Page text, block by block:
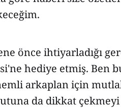
önce ihtiyarladığı
hediye etmiş. Ben
arkaplan için
da dikkat